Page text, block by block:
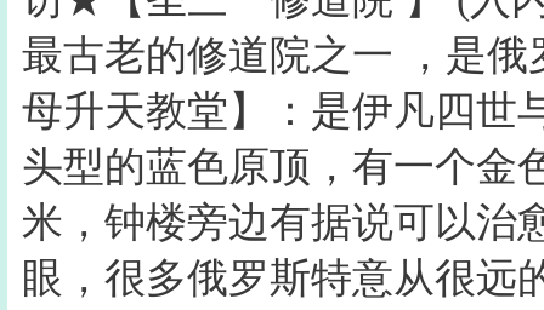
最古老的修道院之一 ，是
母升天教堂】：是伊凡四世
头型的蓝色原顶，有一个金
米，钟楼旁边有据说可以治
眼，很多俄罗斯特意从很远